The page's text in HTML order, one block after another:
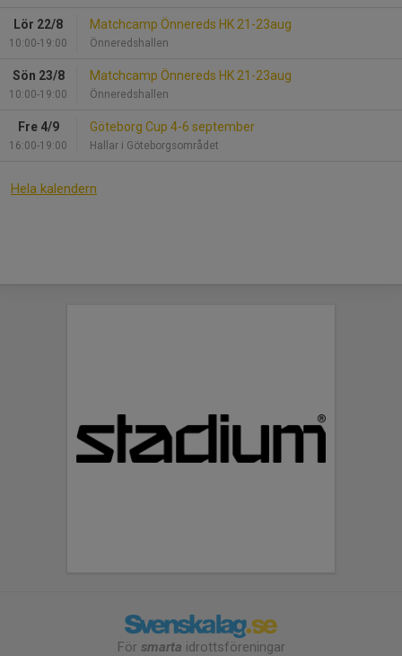
Lör 22/8
10:00-19:00
Matchcamp Önnereds HK 21-23aug
Önneredshallen
Sön 23/8
10:00-19:00
Matchcamp Önnereds HK 21-23aug
Önneredshallen
Fre 4/9
16:00-19:00
Göteborg Cup 4-6 september
Hallar i Göteborgsområdet
Hela kalendern
För smarta idrottsföreningar